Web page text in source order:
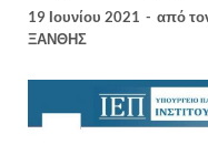
19 Ιουνίου 2021 - από
ΞΑΝΘΗΣ